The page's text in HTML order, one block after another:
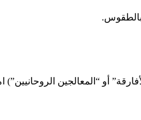
أو “المعالجين الروحانيين”)